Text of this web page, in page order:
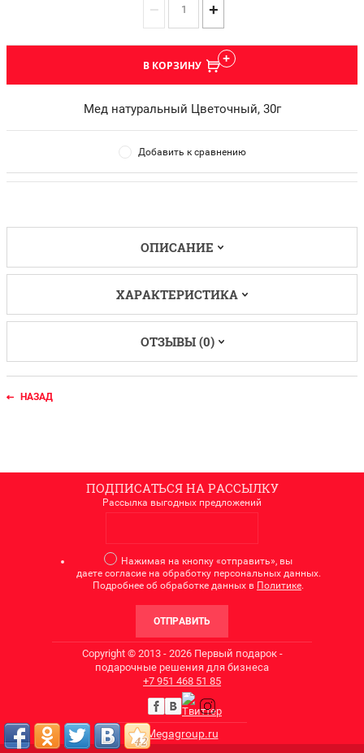
− +
В КОРЗИНУ
Мед натуральный Цветочный, 30г
Добавить к сравнению
ОПИСАНИЕ
ХАРАКТЕРИСТИКА
ОТЗЫВЫ (0)
НАЗАД
ПОДПИСАТЬСЯ НА РАССЫЛКУ
Рассылка выгодных предложений
Нажимая на кнопку «отправить», вы
даете согласие на обработку персональных данных.
Подробнее об обработке данных в Политике.
ОТПРАВИТЬ
Copyright © 2013 - 2026 Первый подарок -
подарочные решения для бизнеса
+7 951 468 51 85
Megagroup.ru